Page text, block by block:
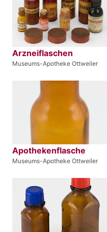
Arzneiflaschen
Museums-Apotheke Ottweiler
Apothekenflasche
Museums-Apotheke Ottweiler